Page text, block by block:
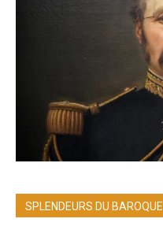
SPLENDEURS DU BAROQUE